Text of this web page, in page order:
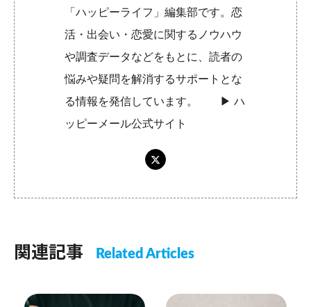
「ハッピーライフ」編集部です。恋
活・出会い・恋愛に関するノウハウ
や調査データなどをもとに、読者の
悩みや疑問を解消するサポートとな
る情報を発信しています。 ▶︎ハ
ッピーメール公式サイト
関連記事 Related Articles